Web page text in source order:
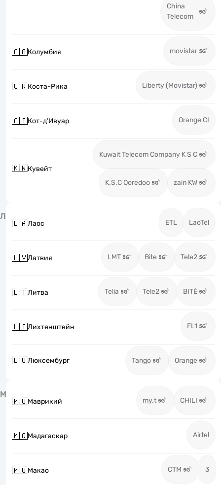
China
Telecom
🇨🇴Колумбия movistar
🇨🇷Коста-Рика Liberty (Movistar)
🇨🇮Кот-д’Ивуар Orange CI
🇰🇼Кувейт
Kuwait Telecom Company K S C
K.S.C Ooredoo zain KW
Л
🇱🇦Лаос ETL LaoTel
🇱🇻Латвия LMT Bite Tele2
🇱🇹Литва Telia Tele2 BITĖ
🇱🇮Лихтенштейн FL1
🇱🇺Люксембург Tango Orange
М
🇲🇺Маврикий my.t CHILI
🇲🇬Мадагаскар Airtel
🇲🇴Макао CTM 3